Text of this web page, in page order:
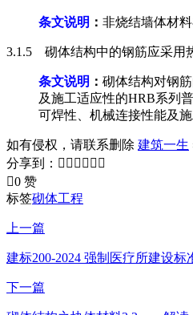
条文说明 ： 非烧结墙体材
3.1.5 砌体结构中的钢筋应采用
条文说明 ： 砌体结构对钢
及施工适应性的HRB系列
可焊性、机械连接性能及
如有侵权，请联系删除 建筑一生
分享到：      
0 赞
标签砌体工程
上一篇
建标200-2024 强制医疗所建设标
下一篇